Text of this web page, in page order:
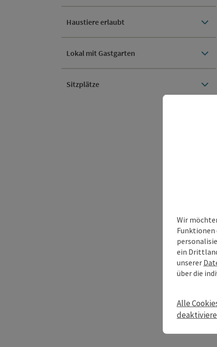
Haustiere erlaubt
Lokal mit Gastgarten
Sitzplätze
Wir
Funktionen
ein
unserer
über die
Alle